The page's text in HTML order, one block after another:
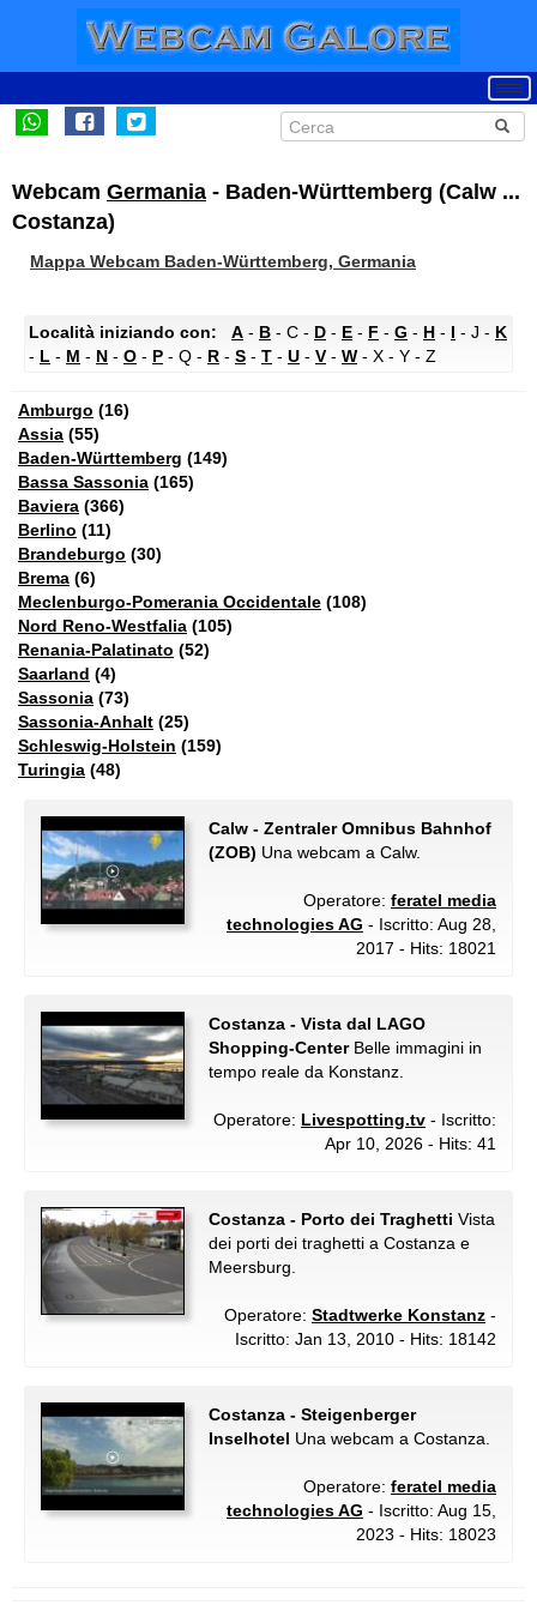
Webcam Germania - Baden-Württemberg (Calw ...
Costanza)
Mappa Webcam Baden-Württemberg, Germania
Località iniziando con: A - B - C - D - E - F - G - H - I - J - K
- L - M - N - O - P - Q - R - S - T - U - V- W - X - Y - Z
Amburgo (16)
Assia (55)
Baden-Württemberg (149)
Bassa Sassonia (165)
Baviera (366)
Berlino (11)
Brandeburgo (30)
Brema (6)
Meclenburgo-Pomerania Occidentale (108)
Nord Reno-Westfalia (105)
Renania-Palatinato (52)
Saarland (4)
Sassonia (73)
Sassonia-Anhalt (25)
Schleswig-Holstein (159)
Turingia (48)
Calw - Zentraler Omnibus Bahnhof
(ZOB) Una webcam a Calw.
Operatore: feratel media
technologies AG - Iscritto: Aug 28,
2017 - Hits: 18021
Costanza - Vista dal LAGO
Shopping-CenterBelle immagini in
tempo reale da Konstanz.
Operatore: Livespotting.tv - Iscritto:
Apr 10, 2026 - Hits: 41
Costanza - Porto dei Traghetti Vista
dei porti dei traghetti a Costanza e
Meersburg.
Operatore: Stadtwerke Konstanz -
Iscritto: Jan 13, 2010 - Hits: 18142
Costanza - Steigenberger
Inselhotel Una webcam a Costanza.
Operatore: feratel media
technologies AG - Iscritto: Aug 15,
2023 - Hits: 18023